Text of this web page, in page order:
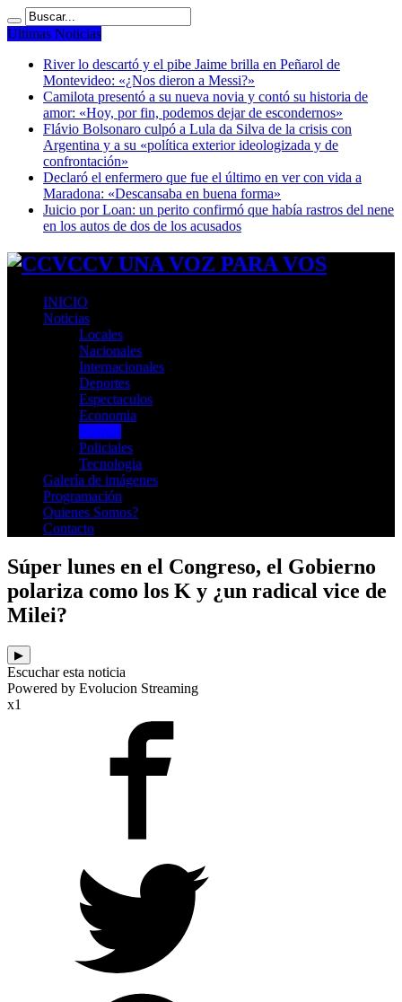
Ultimas Noticias
River lo descartó y el pibe Jaime brilla en Peñarol de
Montevideo: «¿Nos dieron a Messi?»
Camilota presentó a su nueva novia y contó su historia de
amor: «Hoy, por fin, podemos dejar de escondernos»
Flávio Bolsonaro culpó a Lula da Silva de la crisis con
Argentina y a su «política exterior ideologizada y de
confrontación»
Declaró el enfermero que fue el último en ver con vida a
Maradona: «Descansaba en buena forma»
Juicio por Loan: un perito confirmó que había rastros del nene
en los autos de dos de los acusados
CCV UNA VOZ PARA VOS
INICIO
Noticias
Locales
Nacionales
Internacionales
Deportes
Espectaculos
Economia
Policiales
Tecnologia
Galería de imágenes
Programación
Quienes Somos?
Contacto
Súper lunes en el Congreso, el Gobierno
polariza como los K y ¿un radical vice de
Milei?
▶
Escuchar esta noticia
Powered by Evolucion Streaming
x1